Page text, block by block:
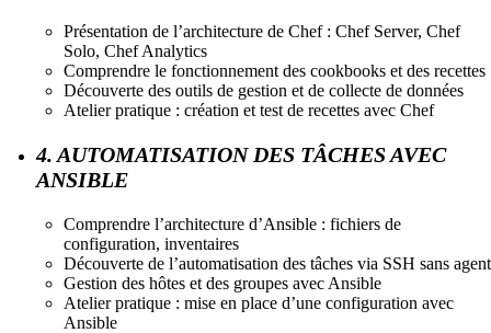
Présentation de l’architecture de Chef : Chef Server, Chef
Solo, Chef Analytics
Comprendre le fonctionnement des cookbooks et des recettes
Découverte des outils de gestion et de collecte de données
Atelier pratique : création et test de recettes avec Chef
4. AUTOMATISATION DES TÂCHES AVEC
ANSIBLE
Comprendre l’architecture d’Ansible : fichiers de
configuration, inventaires
Découverte de l’automatisation des tâches via SSH sans
Gestion des hôtes et des groupes avec Ansible
Atelier pratique : mise en place d’une configuration avec
Ansible